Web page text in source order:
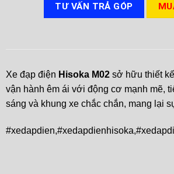
TƯ VẤN TRẢ GÓP
Xe đạp điện Hisoka M02 sở hữu thiết
vận hành êm ái với động cơ mạnh mẽ,
sáng và khung xe chắc chắn, mang lại